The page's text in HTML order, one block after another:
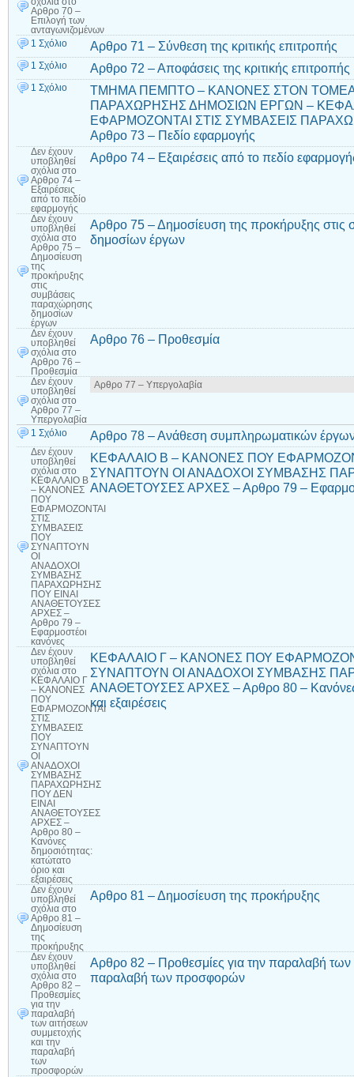
Αρθρο 70 –
Επιλογή των
ανταγωνιζομένων
1 Σχόλιο
Αρθρο 71 – Σύνθεση της κριτικής επιτροπής
1 Σχόλιο Αρθρο 72 – Αποφάσεις της κριτικής επιτροπής
1 Σχόλιο
ΤΜΗΜΑ ΠΕΜΠΤΟ – ΚΑΝΟΝΕΣ ΣΤΟΝ
ΠΑΡΑΧΩΡΗΣΗΣ ΔΗΜΟΣΙΩΝ ΕΡΓΩΝ –
ΕΦΑΡΜΟΖΟΝΤΑΙ ΣΤΙΣ ΣΥΜΒΑΣΕΙΣ
Αρθρο 73 – Πεδίο εφαρμογής
Δεν έχουν
υποβληθεί
σχόλια στο
Αρθρο 74 –
Εξαιρέσεις
από το πεδίο
εφαρμογής
Αρθρο 74 – Εξαιρέσεις από το πεδίο
Δεν έχουν
υποβληθεί
σχόλια στο
Αρθρο 75 –
Δημοσίευση
της
προκήρυξης
στις
συμβάσεις
παραχώρησης
δημοσίων
έργων
Αρθρο 75 – Δημοσίευση της προκήρυξης
δημοσίων έργων
Δεν έχουν
υποβληθεί
σχόλια στο
Αρθρο 76 –
Προθεσμία
Αρθρο 76 – Προθεσμία
Δεν έχουν
υποβληθεί
σχόλια στο
Αρθρο 77 –
Υπεργολαβία
Αρθρο 77 – Υπεργολαβία
1 Σχόλιο Αρθρο 78 – Ανάθεση συμπληρωματικών
Δεν έχουν
υποβληθεί
σχόλια στο
ΚΕΦΑΛΑΙΟ Β
– ΚΑΝΟΝΕΣ
ΠΟΥ
ΕΦΑΡΜΟΖΟΝΤΑΙ
ΣΤΙΣ
ΣΥΜΒΑΣΕΙΣ
ΠΟΥ
ΣΥΝΑΠΤΟΥΝ
ΟΙ
ΑΝΑΔΟΧΟΙ
ΣΥΜΒΑΣΗΣ
ΠΑΡΑΧΩΡΗΣΗΣ
ΠΟΥ ΕΙΝΑΙ
ΑΝΑΘΕΤΟΥΣΕΣ
ΑΡΧΕΣ –
Αρθρο 79 –
Εφαρμοστέοι
κανόνες
ΚΕΦΑΛΑΙΟ Β – ΚΑΝΟΝΕΣ ΠΟΥ
ΣΥΝΑΠΤΟΥΝ ΟΙ ΑΝΑΔΟΧΟΙ ΣΥΜΒΑΣΗΣ
ΑΝΑΘΕΤΟΥΣΕΣ ΑΡΧΕΣ – Αρθρο 79 –
Δεν έχουν
υποβληθεί
σχόλια στο
ΚΕΦΑΛΑΙΟ Γ
– ΚΑΝΟΝΕΣ
ΠΟΥ
ΕΦΑΡΜΟΖΟΝΤΑΙ
ΣΤΙΣ
ΣΥΜΒΑΣΕΙΣ
ΠΟΥ
ΣΥΝΑΠΤΟΥΝ
ΟΙ
ΑΝΑΔΟΧΟΙ
ΣΥΜΒΑΣΗΣ
ΠΑΡΑΧΩΡΗΣΗΣ
ΠΟΥ ΔΕΝ
ΕΙΝΑΙ
ΑΝΑΘΕΤΟΥΣΕΣ
ΑΡΧΕΣ –
Αρθρο 80 –
Κανόνες
δημοσιότητας:
κατώτατο
όριο και
εξαιρέσεις
ΚΕΦΑΛΑΙΟ Γ – ΚΑΝΟΝΕΣ ΠΟΥ
ΣΥΝΑΠΤΟΥΝ ΟΙ ΑΝΑΔΟΧΟΙ ΣΥΜΒΑΣΗΣ
ΑΝΑΘΕΤΟΥΣΕΣ ΑΡΧΕΣ – Αρθρο 80 – Κανόνες
και εξαιρέσεις
Δεν έχουν
υποβληθεί
σχόλια στο
Αρθρο 81 –
Δημοσίευση
της
προκήρυξης
Αρθρο 81 – Δημοσίευση της προκήρυξης
Δεν έχουν
υποβληθεί
σχόλια στο
Αρθρο 82 –
Προθεσμίες
για την
παραλαβή
των αιτήσεων
συμμετοχής
και την
παραλαβή
των
προσφορών
Αρθρο 82 – Προθεσμίες για την παραλαβή των
παραλαβή των προσφορών